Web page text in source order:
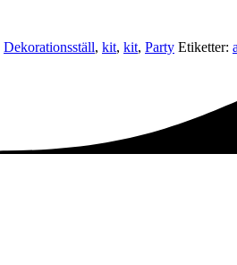
Dekorationsställ, kit, kit, Party Etiketter: